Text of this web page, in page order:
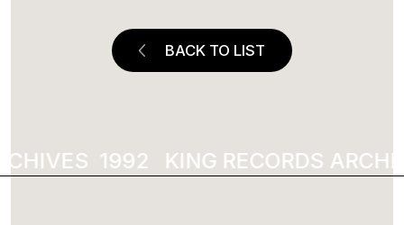
BACK TO LIST
1992 KING RECORDS